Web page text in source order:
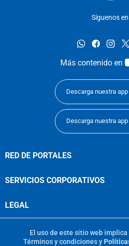
Síguenos
whatsappfacebook
Más contenido en
Descarga nuestra app
Descarga nuestra app
RED DE PORTALES
SERVICIOS CORPORATIVOS
LEGAL
El uso de este sitio web
Términos y condicionesy